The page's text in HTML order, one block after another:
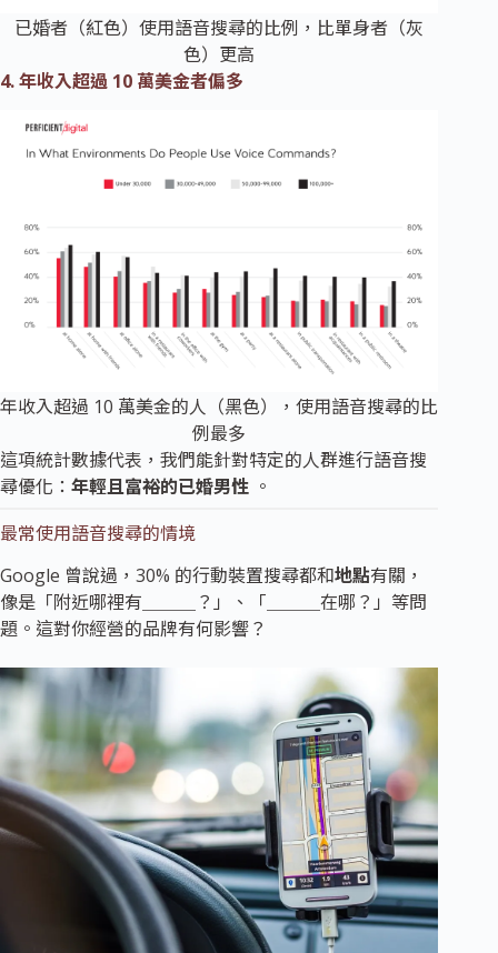
已婚者（紅色）使用語音搜尋的比例，比單身者（灰
色）更高
4. 年收入超過 10 萬美金者偏多
年收入超過 10 萬美金的人（黑色），使用語音搜尋的比
例最多
這項統計數據代表，我們能針對特定的人群進行語音搜
尋優化： 年輕且富裕的已婚男性 。
最常使用語音搜尋的情境
Google 曾說過，30% 的行動裝置搜尋都和地點有關，
像是「附近哪裡有＿＿＿？」、「＿＿＿在哪？」等問
題。這對你經營的品牌有何影響？